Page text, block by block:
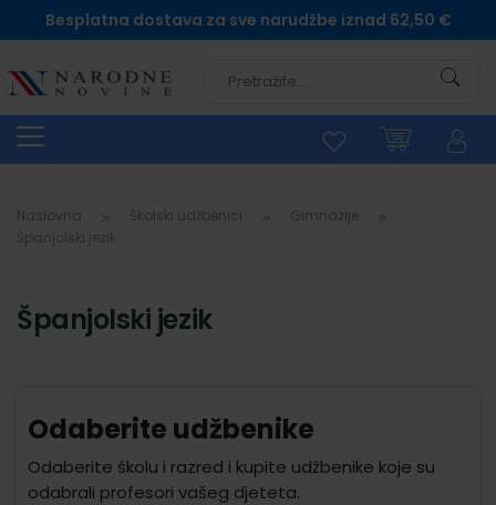
Besplatna dostava za sve narudžbe iznad 62,50 €
Naslovna Školski udžbenici
Gimnazije
Španjolski jezik
Odaberite udžbenike
Odaberite školu i razred i kupite udžbenike koje su
odabrali profesori vašeg djeteta.